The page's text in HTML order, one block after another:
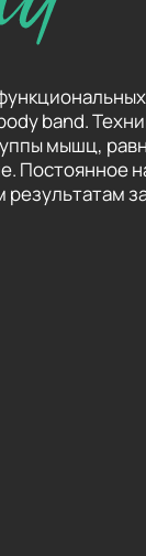
band.
мышц,
Постоянное
результатам